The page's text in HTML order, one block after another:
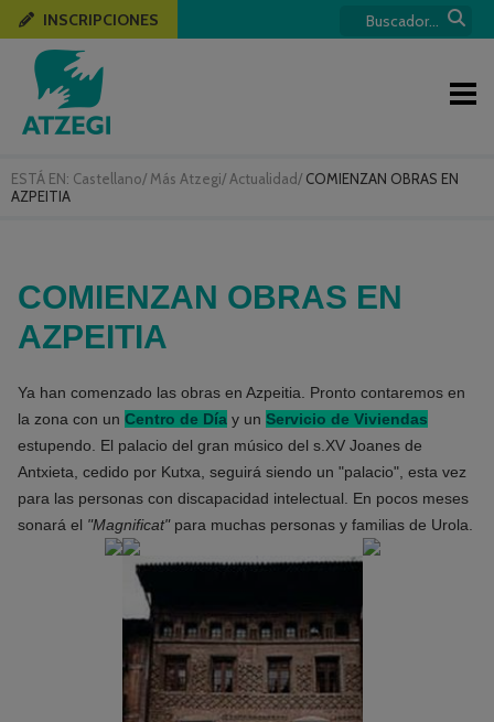
ESTÁ EN: Castellano/ Más Atzegi/ Actualidad/ COMIENZAN OBRAS EN
AZPEITIA
INSCRIPCIONES
COMIENZAN OBRAS EN
AZPEITIA
Ya han comenzado las obras en Azpeitia. Pronto contaremos en
la zona con un Centro de Día y un Servicio de Viviendas
estupendo. El palacio del gran músico del s.XV Joanes de
Antxieta, cedido por Kutxa, seguirá siendo un "palacio", esta vez
para las personas con discapacidad intelectual. En pocos meses
sonará el "Magnificat"para muchas personas y familias de Urola.